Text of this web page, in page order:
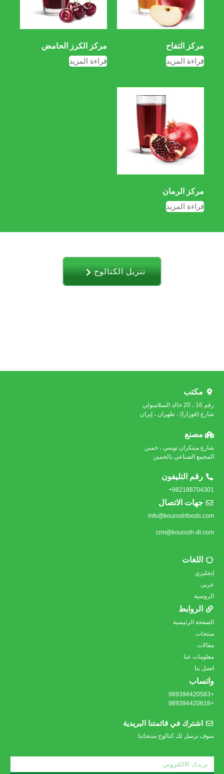
مرکز التفاح
قراءة المزيد
مركز الكرز الحامض
قراءة المزيد
مركز الرمان
قراءة المزيد
تنزیل الکتالوج
مكتب
رقم 16 ، 20 خالد السلامبولي
شارع (فوزارا) ، طهران ، إيران
مصنع
شارع مبتكران توسي ، خمين
المجمع الصناعي بالخمين
رقم التليفون
982188704301+
جهات الاتصال
info@kouroshfoods.com
crm@kourosh-dl.com
اللغات
إنجليزي
عربى
الروسية
الروابط
الصفحة الرئيسية
منتجات
مقالات
معلومات عنا
اتصل بنا
واتساب
+989394420583
+989394420618
اشترك في قائمتنا البريدية
سوف نرسل لك كتالوج منتجاتنا